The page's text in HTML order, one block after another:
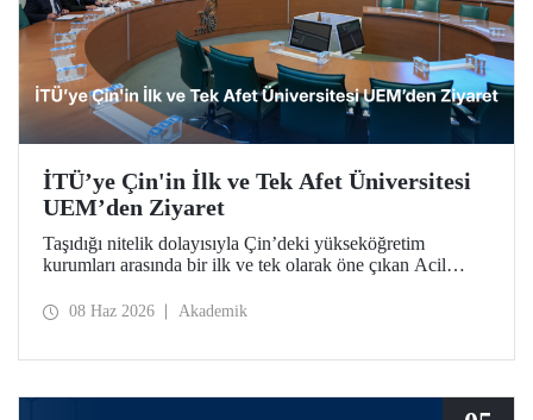
İTÜ’ye Çin'in İlk ve Tek Afet Üniversitesi
UEM’den Ziyaret
Taşıdığı nitelik dolayısıyla Çin’deki yükseköğretim
kurumları arasında bir ilk ve tek olarak öne çıkan Acil
Management – UEM) heyeti, İTÜ’ye ziyarette bulundu.
08 Haz 2026 Akademik